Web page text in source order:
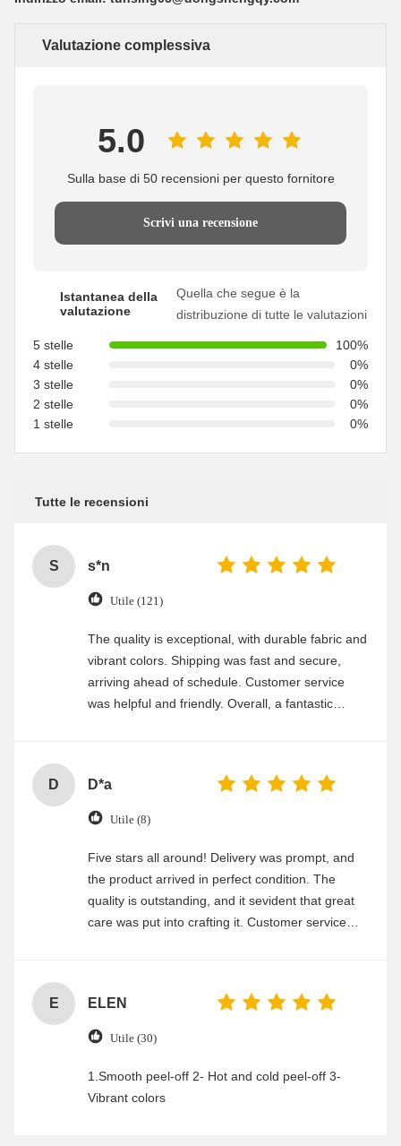
Valutazione complessiva
5.0
Sulla base di 50 recensioni per questo fornitore
Scrivi una recensione
Istantanea della
valutazione
Quella che segue è la
distribuzione di tutte le valutazioni
5 stelle
100%
4 stelle
0%
3 stelle
0%
2 stelle
0%
1 stelle
0%
Tutte le recensioni
S s*n
Utile (121)
The quality is exceptional, with durable fabric and
vibrant colors. Shipping was fast and secure,
arriving ahead of schedule. Customer service
was helpful and friendly. Overall, a fantastic
D D*a
Utile (8)
Five stars all around! Delivery was prompt, and
the product arrived in perfect condition. The
quality is outstanding, and it sevident that great
care was put into crafting it. Customer service
E ELEN
Utile (30)
1.Smooth peel-off 2- Hot and cold peel-off 3-
Vibrant colors